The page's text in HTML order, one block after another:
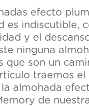
efecto
es indiscutible,
y el
ninguna
que son un
traemos
la almohada
de